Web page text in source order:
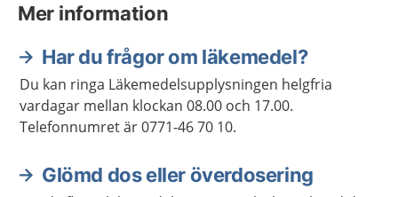
Mer information
Har du frågor om läkemedel?
Du kan ringa Läkemedelsupplysningen helgfria
vardagar mellan klockan 08.00 och 17.00.
Telefonnumret är 0771-46 70 10.
Glömd dos eller överdosering